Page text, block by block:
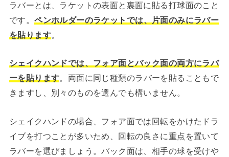
ラバーとは、ラケットの表面と裏面に貼る打球面のこと
です。ペンホルダーのラケットでは、片面のみにラバー
を貼ります。
シェイクハンドでは、フォア面とバック面の両方にラバ
ーを貼ります。両面に同じ種類のラバーを貼ることもで
きますし、別々のものを選んでも構いません。
シェイクハンドの場合、フォア面では回転をかけたドラ
イブを打つことが多いため、回転の良さに重点を置いて
ラバーを選びましょう。バック面は、相手の球を受けや